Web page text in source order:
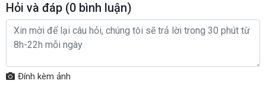
Hỏi và đáp (0 bình luận)
Đính kèm ảnh